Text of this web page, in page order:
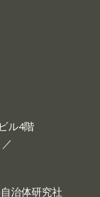
ル4階
治体研究社